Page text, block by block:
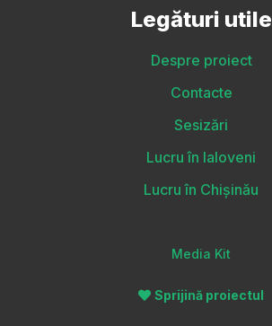
Legături utile
Despre proiect
Contacte
Sesizări
Lucru în Ialoveni
Lucru în Chișinău
Media Kit
Sprijină proiectul